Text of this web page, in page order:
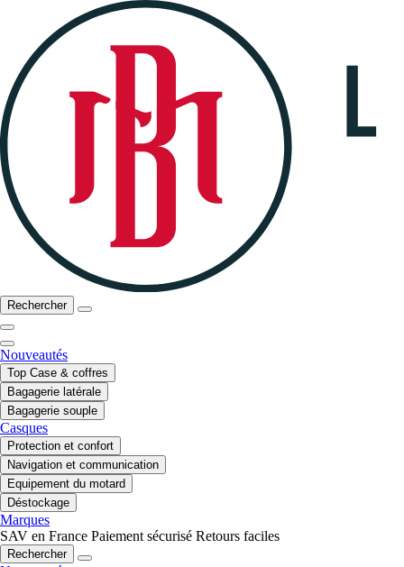
Rechercher
Nouveautés
Top Case & coffres
Bagagerie latérale
Bagagerie souple
Casques
Protection et confort
Navigation et communication
Equipement du motard
Déstockage
Marques
SAV en France Paiement sécurisé Retours faciles
Rechercher